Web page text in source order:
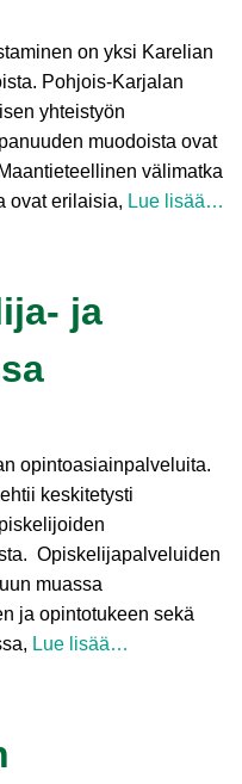
on yksi Karelian
Pohjois-Karjalan
yhteistyön
muodoista ovat
välimatka
ovat erilaisia, Lue lisää…
ja
opintoasiainpalveluita.
keskitetysti
Opiskelijapalveluiden
muassa
ja opintotukeen sekä
Lue lisää…